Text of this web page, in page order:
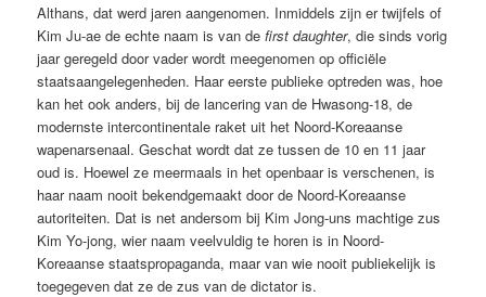
Althans, dat werd jaren aangenomen. Inmiddels zijn er twijfels of
Kim Ju-ae de echte naam is van defirst daughter, die sinds vorig
jaar geregeld door vader wordt meegenomen op officiële
staatsaangelegenheden. Haar eerste publieke optreden was, hoe
kan het ook anders, bij de lancering van de Hwasong-18, de
modernste intercontinentale raket uit het Noord-Koreaanse
wapenarsenaal. Geschat wordt dat ze tussen de 10 en 11 jaar
oud is. Hoewel ze meermaals in het openbaar is verschenen, is
haar naam nooit bekendgemaakt door de Noord-Koreaanse
autoriteiten. Dat is net andersom bij Kim Jong-uns machtige zus
Kim Yo-jong, wier naam veelvuldig te horen is in Noord-
Koreaanse staatspropaganda, maar van wie nooit publiekelijk is
toegegeven dat ze de zus van de dictator is.